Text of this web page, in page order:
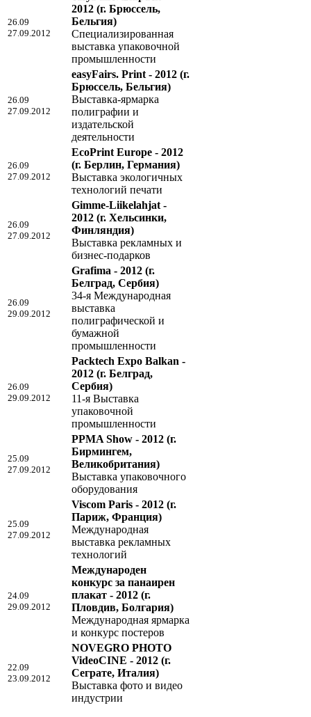
26.09
27.09.2012
2012 (г. Брюссель,
Бельгия)
Специализированная
выставка упаковочной
промышленности
26.09
27.09.2012
easyFairs. Print - 2012 (г.
Брюссель, Бельгия)
Выставка-ярмарка
полиграфии и
издательской
деятельности
26.09
27.09.2012
EcoPrint Europe - 2012
(г. Берлин, Германия)
Выставка экологичных
технологий печати
26.09
27.09.2012
Gimme-Liikelahjat -
2012 (г. Хельсинки,
Финляндия)
Выставка рекламных и
бизнес-подарков
26.09
29.09.2012
Grafima - 2012 (г.
Белград, Сербия)
34-я Международная
выставка
полиграфической и
бумажной
промышленности
26.09
29.09.2012
Packtech Expo Balkan -
2012 (г. Белград,
Сербия)
11-я Выставка
упаковочной
промышленности
25.09
27.09.2012
PPMA Show - 2012 (г.
Бирмингем,
Великобритания)
Выставка упаковочного
оборудования
25.09
27.09.2012
Viscom Paris - 2012 (г.
Париж, Франция)
Международная
выставка рекламных
технологий
24.09
29.09.2012
Международен
конкурс за панаирен
плакат - 2012 (г.
Пловдив, Болгария)
Международная ярмарка
и конкурс постеров
22.09
23.09.2012
NOVEGRO PHOTO
VideoCINE - 2012 (г.
Сеграте, Италия)
Выставка фото и видео
индустрии